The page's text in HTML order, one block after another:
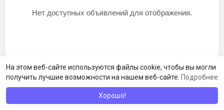
На этом веб-сайте используются файлы cookie, чтобы вы могли
получить лучшие возможности на нашем веб-сайте. Подробнее
Хорошо!
Нет доступных объявлений для отображения.